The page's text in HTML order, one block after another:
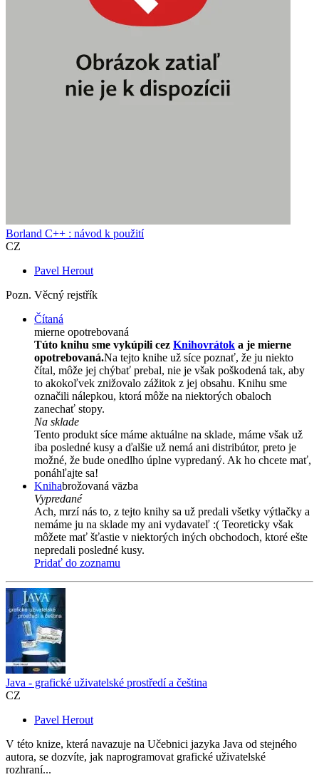
Borland C++ : návod k použití
CZ
Pavel Herout
Pozn. Věcný rejstřík
Čítaná
mierne opotrebovaná
Túto knihu sme vykúpili cez Knihovrátok a je mierne
opotrebovaná.Na tejto knihe už síce poznať, že ju niekto
čítal, môže jej chýbať prebal, nie je však poškodená tak, aby
to akokoľvek znižovalo zážitok z jej obsahu. Knihu sme
označili nálepkou, ktorá môže na niektorých obaloch
zanechať stopy.
Na sklade
Tento produkt síce máme aktuálne na sklade, máme však už
iba posledné kusy a ďalšie už nemá ani distribútor, preto je
možné, že bude onedlho úplne vypredaný. Ak ho chcete mať,
ponáhľajte sa!
Knihabrožovaná väzba
Vypredané
Ach, mrzí nás to, z tejto knihy sa už predali všetky výtlačky a
nemáme ju na sklade my ani vydavateľ :( Teoreticky však
môžete mať šťastie v niektorých iných obchodoch, ktoré ešte
nepredali posledné kusy.
Pridať do zoznamu
Java - grafické uživatelské prostředí a čeština
CZ
Pavel Herout
V této knize, která navazuje na Učebnici jazyka Java od stejného
autora, se dozvíte, jak naprogramovat grafické uživatelské
rozhraní...